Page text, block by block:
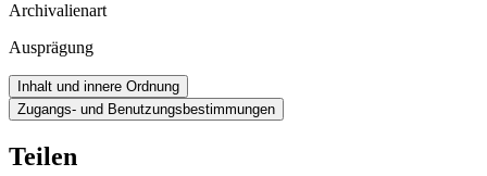
Archivalienart
Ausprägung
Inhalt und innere Ordnung
Zugangs- und Benutzungsbestimmungen
Teilen